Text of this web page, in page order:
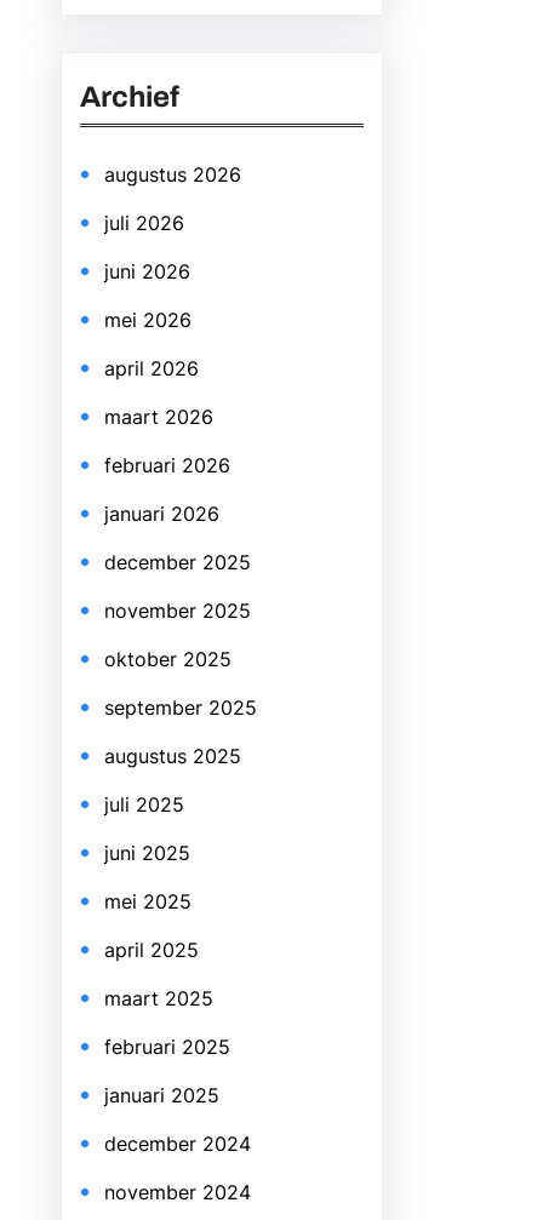
c
Archief
augustus 2026
juli 2026
juni 2026
mei 2026
april 2026
maart 2026
februari 2026
januari 2026
december 2025
november 2025
oktober 2025
september 2025
augustus 2025
juli 2025
juni 2025
mei 2025
april 2025
maart 2025
februari 2025
januari 2025
december 2024
november 2024